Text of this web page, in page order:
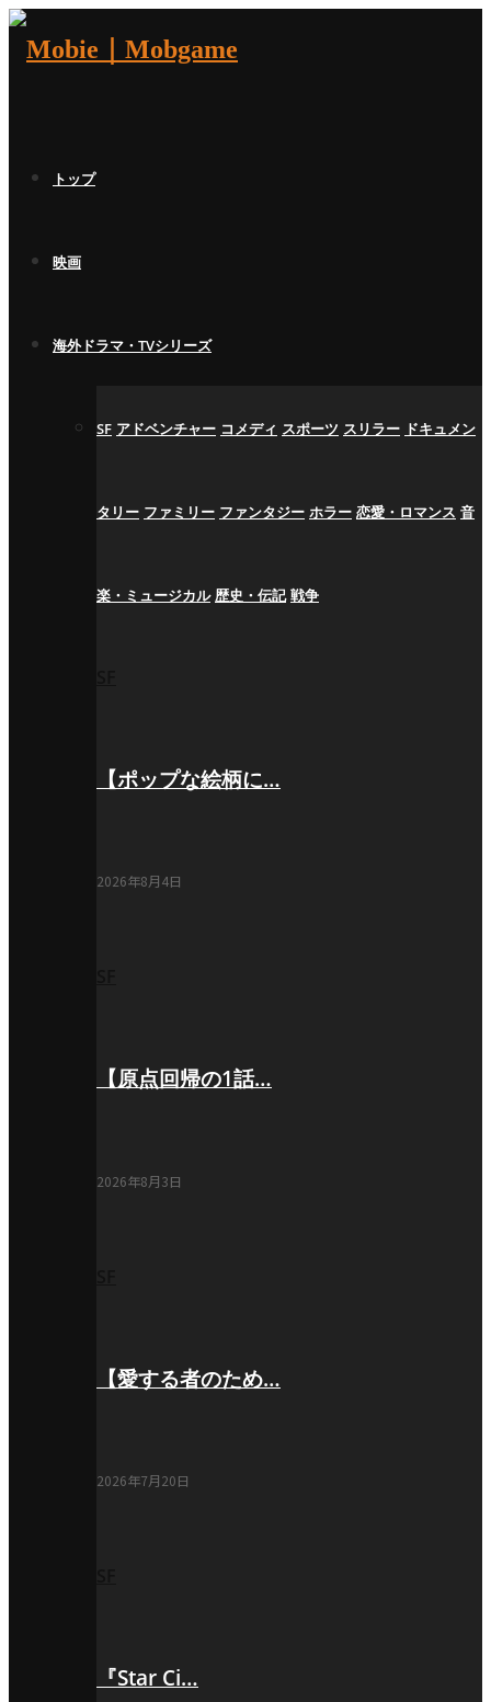
トップ
映画
海外ドラマ・TVシリーズ
SF アドベンチャー コメディ スポーツ スリラー ドキュメン
タリー ファミリー ファンタジー ホラー 恋愛・ロマンス 音
楽・ミュージカル 歴史・伝記 戦争
【ポップな絵柄に…
2026年8月4日
【原点回帰の1話…
2026年8月3日
【愛する者のため…
2026年7月20日
『Star Ci…